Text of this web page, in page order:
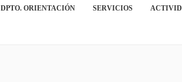
DPTO. ORIENTACIÓN SERVICIOS